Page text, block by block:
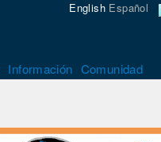
English Español
Información Comunidad